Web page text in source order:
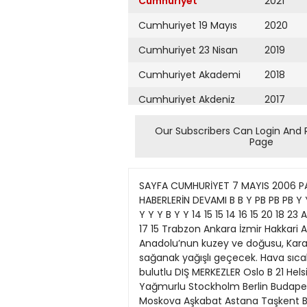
Cumhuriyet 19 Mayıs
Cumhuriyet 23 Nisan
Cumhuriyet Akademi
Cumhuriyet Akdeniz
Cumhuriyet Alışveriş
Cumhuriyet Ankara
Cumhuriyet Büyük
Taaruz
Cumhuriyet
Cumartesi
Cumhuriyet Çevre
2020
2019
2018
2017
2016
2015
2013
2012
2011
2010
2009
Our Subscribers Can Login And
Page
SAYFA CUMHURİYET 7 MAYIS 2006 PAZAR 8 TÜRKİYE İstanbul Edirne Kocaeli Çanakkale İzmir Manisa Aydın Denizli Zonguldak Açık İstanbul HABERLERİN DEVAMI B B Y PB PB PB Y Y Y 14 19 14 18 21 21 22 20 11 Sinop Samsun Trabzon Giresun Ankara Eskişehir Konya Sıvas Antalya Y Y Y Y Y Y B Y Y 14 15 15 14 16 15 20 18 23 Adana Mersin Diyarbakır Şanlıurfa Mardin Siirt Hakkâri Van Kars PB PB Y Y Y Y Y Y Y 29 25 22 27 20 22 19 17 15 Trabzon Ankara İzmir Hakkari Antalya Adana Ş.Urfa Erzurum Tüm yurt parçalı çok bulutlu, İç ve Güney Ege, göller yöresi İç Anadolu’nun kuzey ve doğusu, Karadeniz, Doğu Anadolu ile Güneydoğu Anadolu’nun kuzey ve doğusu sağanak ve gök gürültülü sağanak yağışlı geçecek. Hava sıcaklığı yurdun kuzey ve iç kesimlerinde azalacak, diğer yerlerde önemli bir değişiklik olmayacak. Çok bulutlu DIŞ MERKEZLER Oslo B 21 Helsinki B 14 Stockholm B 23 Londra Y 17 Amsterdam PB 23 Brüksel Y 19 Paris Y 18 Bonn B 21 Münih Y 19 Yağmurlu Stockholm Berlin Budapeşte Madrid Viyana Belgrad Sofya Roma Atina Zürih B Y Y Y Y Y Y PB Y 23 19 25 16 17 15 22 20 16 Moskova Aşkabat Astana Taşkent Baku Bişkek Tiflis Kahire Şam Karlı PB Y PB PB PB B Y Y Y 20 29 13 28 18 16 7 31 26 Londra Berlin Moskova Belgrad Madrid Ankara Taşkent Tahran Kahire Sulu kar Gök gürültülü Parçalı bulutlu Sisli Bulutlu GÜNCEL CÜNEYT ARCAYÜREK ? Baştarafı 1. Sayfada Örneğin ulusal eniştelerimizden biri olmaya aday Avrupa Birliği’nin Türkiye Karma Parlamento Komisyonu Eşbaşkanı Lagendijk böyle diyor. Bu ve benzeri irdelemeler AB’de iktidarın laikliğe yan çizen uygulamalarına, Türkiye’deki son gelişmelere daha gerçekçi gözle bakmaya başladığına işaret sayılabilir. Ordunun siyaset ve ülke yönetimi üzerindeki etkinliğini ortadan kaldırmayı hedef haline getiren AB’de; son zamanlarda ‘‘ordunun etkisi azalınca İslamcı akımların topluma egemen olmasının nasıl engelleneceğini’’ sormaya başlaması da hayra alamet. Batılı kimi çevrelerde son zamanlarda Türkiye’nin İran’laşmayacağı, ancak önce Malezya’laşacağı ve sonra Pakistan’laşacağı görüşünün egemen olmaya başladığını gösteren haberlere rastlanıyordu. Bu görüşleri artık resmi ağızlar dile getirmeye başladı. Lagendijk bunlardan biri. ??? İçeride sık sık sergilediği, savunur göründüğü düşünce ve anlatım özgürlüklerine, eleştiriye tahammül edemeyen karakterini dışarıya taşıyan bir Başbakan’ı var Türkiye’nin. Selanik’te burnunun dibinde Pontus Helenizmi anıtı dikiliyor, tepkisiz. Bir Türk vatandaşının, Fethi Dördüncü’nün doğduğu evde Atatürk’e (AKP iktidarını ve